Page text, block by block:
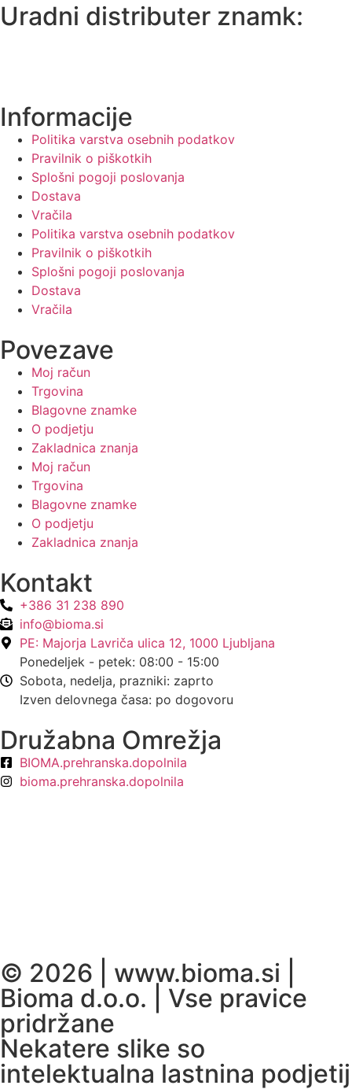
Uradni distributer znamk:
Informacije
Politika varstva osebnih podatkov
Pravilnik o piškotkih
Splošni pogoji poslovanja
Dostava
Vračila
Politika varstva osebnih podatkov
Pravilnik o piškotkih
Splošni pogoji poslovanja
Dostava
Vračila
Povezave
Moj račun
Trgovina
Blagovne znamke
O podjetju
Zakladnica znanja
Moj račun
Trgovina
Blagovne znamke
O podjetju
Zakladnica znanja
Kontakt
+386 31 238 890
info@bioma.si
PE: Majorja Lavriča ulica 12, 1000 Ljubljana
Ponedeljek - petek: 08:00 - 15:00
Sobota, nedelja, prazniki: zaprto
Izven delovnega časa: po dogovoru
Družabna Omrežja
BIOMA.prehranska.dopolnila
bioma.prehranska.dopolnila
© 2026 | www.bioma.si |
Bioma d.o.o. | Vse pravice
pridržane
Nekatere slike so
intelektualna lastnina podjetij